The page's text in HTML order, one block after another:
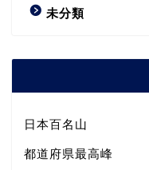
未分類
日本百名山
都道府県最高峰